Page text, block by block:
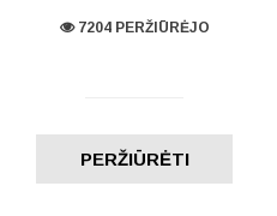
7204 PERŽIŪRĖJO
PERŽIŪRĖTI